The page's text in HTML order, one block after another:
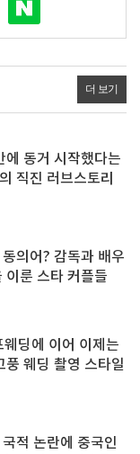
더 보기
에 동거 시작했다는
직진 러브스토리
의어? 감독과 배우
이룬 스타 커플들
딩에 이어 이제는
풍 웨딩 촬영 스타일
적 논란에 중국인